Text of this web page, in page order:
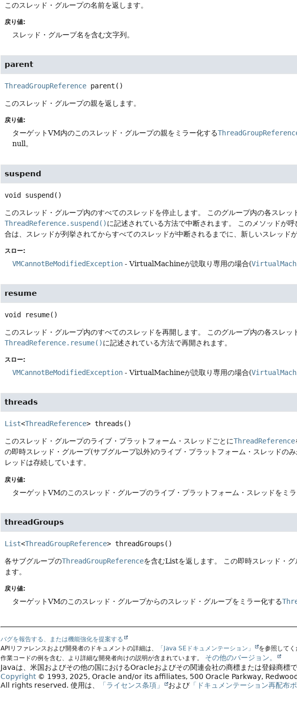
このスレッド・グループの名前を返します。
戻り値:
スレッド・グループ名を含む文字列。
parent
ThreadGroupReference parent ()
このスレッド・グループの親を返します。
戻り値:
ターゲットVM内のこのスレッド・グループの親をミラー化する
null。
suspend
void suspend()
このスレッド・グループ内のすべてのスレッドを停止します。
このグループ内の各スレッ
ThreadReference.suspend()に記述されている方法で中断されます。
このメソッドが
合は、スレッドが列挙されてからすべてのスレッドが中断されるまでに、新しいスレッド
スロー:
VMCannotBeModifiedException - VirtualMachineが読取り専用の場合(
resume
void resume()
このスレッド・グループ内のすべてのスレッドを再開します。
このグループ内の各スレッ
ThreadReference.resume()に記述されている方法で再開されます。
スロー:
VMCannotBeModifiedException - VirtualMachineが読取り専用の場合(
threads
List<ThreadReference> threads ()
このスレッド・グループのライブ・プラットフォーム・スレッドごとにThreadReference
の即時スレッド・グループ(サブグループ以外)のライブ・プラットフォーム・スレッドのみ
レッドは存続しています。
戻り値:
ターゲットVMのこのスレッド・グループのライブ・プラットフォーム・スレッドをミ
threadGroups
List<ThreadGroupReference> threadGroups ()
各サブグループのThreadGroupReferenceを含むListを返します。
この即時スレッド・
ます。
戻り値:
ターゲットVMのこのスレッド・グループからのスレッド・グループをミラー化する
バグを報告する、または機能強化を提案する
APIリファレンスおよび開発者のドキュメントの詳細は、
「Java SEドキュメンテーション」
を参照して
作業コードの例を含む、より詳細な開発者向けの説明が含まれています。
その他のバージョン。
Javaは、米国およびその他の国におけるOracleおよびその関連会社の商標または登録商標で
Copyright© 1993, 2025, Oracle and/or its affiliates, 500 Oracle Parkway,
All rights reserved.使用は、 「ライセンス条項」 および 「ドキュメンテーション再配布ポ